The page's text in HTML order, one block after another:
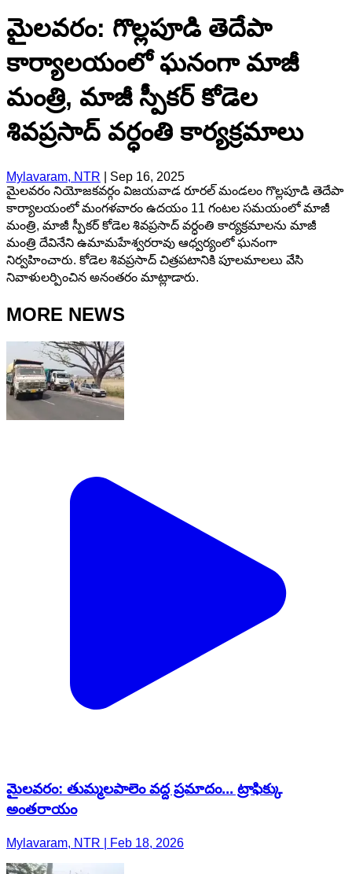
మైలవరం: గొల్లపూడి తెదేపా
కార్యాలయంలో ఘనంగా మాజీ
మంత్రి, మాజీ స్పీకర్ కోడెల
శివప్రసాద్ వర్ధంతి కార్యక్రమాలు
Mylavaram, NTR
Sep 16, 2025
మైలవరం నియోజకవర్గం విజయవాడ రూరల్ మండలం గొల్లపూడి తెదేపా
కార్యాలయంలో మంగళవారం ఉదయం 11 గంటల సమయంలో మాజీ
మంత్రి, మాజీ స్పీకర్ కోడెల శివప్రసాద్ వర్ధంతి కార్యక్రమాలను మాజీ
మంత్రి దేవినేని ఉమామహేశ్వరరావు ఆధ్వర్యంలో ఘనంగా
నిర్వహించారు. కోడెల శివప్రసాద్ చిత్రపటానికి పూలమాలలు వేసి
నివాళులర్పించిన అనంతరం మాట్లాడారు.
MORE NEWS
మైలవరం: తుమ్మలపాలెం వద్ద ప్రమాదం... ట్రాఫిక్కు
అంతరాయం
Mylavaram, NTR | Feb 18, 2026